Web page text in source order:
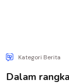
Kategori Berita
Dalam